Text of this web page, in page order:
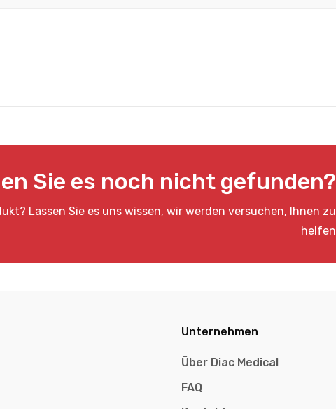
Sie es noch nicht gefunden?
Lassen Sie es uns wissen, wir werden versuchen, Ihnen zu
helfen
Unternehmen
Über Diac Medical
FAQ